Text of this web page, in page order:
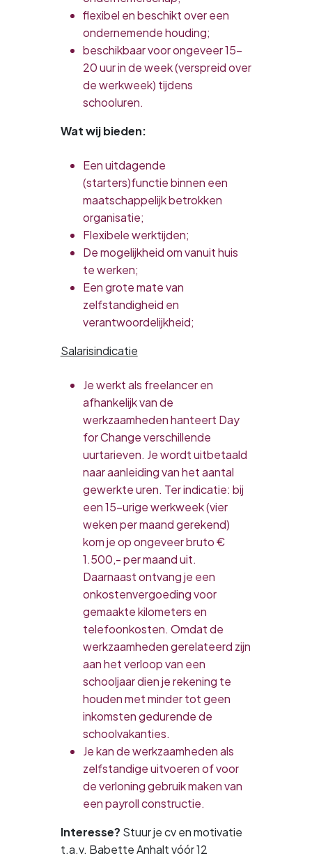
flexibel en beschikt over een
ondernemende houding;
beschikbaar voor ongeveer 15-
20 uur in de week (verspreid over
de werkweek) tijdens
schooluren.
Wat wij bieden:
Een uitdagende
(starters)functie binnen een
maatschappelijk betrokken
organisatie;
Flexibele werktijden;
De mogelijkheid om vanuit huis
te werken;
Een grote mate van
zelfstandigheid en
verantwoordelijkheid;
Salarisindicatie
Je werkt als freelancer en
afhankelijk van de
werkzaamheden hanteert Day
for Change verschillende
uurtarieven. Je wordt uitbetaald
naar aanleiding van het aantal
gewerkte uren. Ter indicatie: bij
een 15-urige werkweek (vier
weken per maand gerekend)
kom je op ongeveer bruto €
1.500,- per maand uit.
Daarnaast ontvang je een
onkostenvergoeding voor
gemaakte kilometers en
telefoonkosten. Omdat de
werkzaamheden gerelateerd zijn
aan het verloop van een
schooljaar dien je rekening te
houden met minder tot geen
inkomsten gedurende de
schoolvakanties.
Je kan de werkzaamheden als
zelfstandige uitvoeren of voor
de verloning gebruik maken van
een payroll constructie.
Interesse? Stuur je cv en motivatie
t.a.v. Babette Anhalt vóór 12